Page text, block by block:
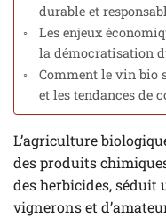
durable et
Les enjeux
la démocratisation
Comment le vin bio
et les tendances de
L’agriculture
des produits
des herbicides, séduit
vignerons et